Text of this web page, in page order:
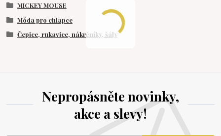
MICKEY MOUSE
Móda pro chlapce
Čepice, rukavice, nákrčníky, šály
Nepropásněte novinky,
akce a slevy!